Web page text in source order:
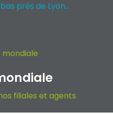
près de Lyon...
filiales et agents